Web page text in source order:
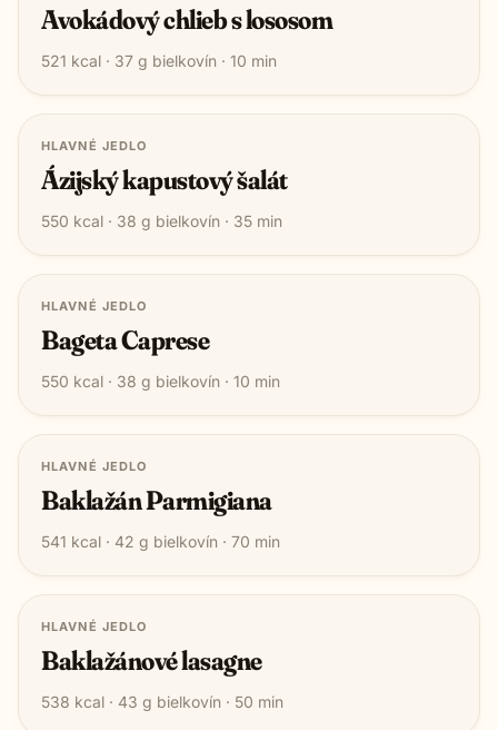
Avokádový chlieb s lososom
521 kcal · 37 g bielkovín · 10 min
HLAVNÉ JEDLO
Ázijský kapustový šalát
550 kcal · 38 g bielkovín · 35 min
HLAVNÉ JEDLO
Bageta Caprese
550 kcal · 38 g bielkovín · 10 min
HLAVNÉ JEDLO
Baklažán Parmigiana
541 kcal · 42 g bielkovín · 70 min
HLAVNÉ JEDLO
Baklažánové lasagne
538 kcal · 43 g bielkovín · 50 min